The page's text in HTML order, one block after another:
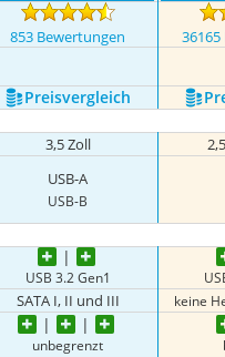
853 Bewertungen
Preis­vergleich
3,5 Zoll
USB-A
USB-B
USB 3.2 Gen1
SATA I, II und III keine
unbegrenzt